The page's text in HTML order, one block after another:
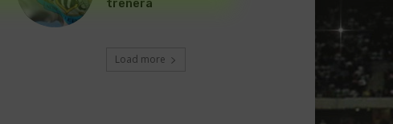
trenera
Load more